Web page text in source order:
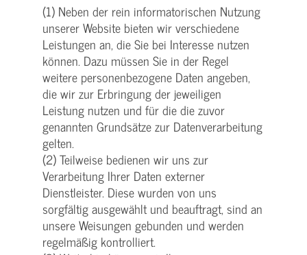
(1) Neben der rein informatorischen Nutzung
unserer Website bieten wir verschiedene
Leistungen an, die Sie bei Interesse nutzen
können. Dazu müssen Sie in der Regel
weitere personenbezogene Daten angeben,
die wir zur Erbringung der jeweiligen
Leistung nutzen und für die die zuvor
genannten Grundsätze zur Datenverarbeitung
gelten.
(2) Teilweise bedienen wir uns zur
Verarbeitung Ihrer Daten externer
Dienstleister. Diese wurden von uns
sorgfältig ausgewählt und beauftragt, sind an
unsere Weisungen gebunden und werden
regelmäßig kontrolliert.